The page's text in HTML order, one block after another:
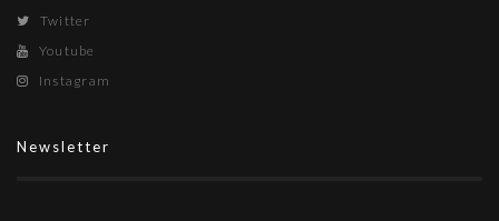
Twitter
Youtube
Instagram
Newsletter